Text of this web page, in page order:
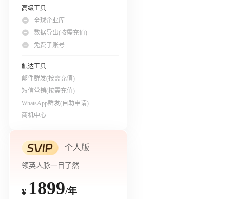
高级工具
全球企业库
数据导出(按需充值)
免费子账号
触达工具
邮件群发(按需充值)
短信营销(按需充值)
WhatsApp群发(自助申请)
商机中心
个人版
领英人脉一目了然
¥ 1899/年